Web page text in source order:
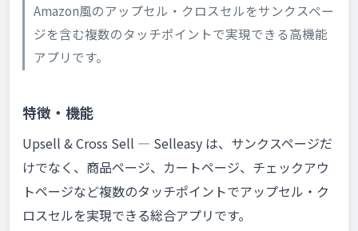
Amazon風のアップセル・クロスセルをサンクスペー
ジを含む複数のタッチポイントで実現できる高機能
アプリです。
特徴・機能
Upsell & Cross Sell — Selleasy は、サンクスページだ
けでなく、商品ページ、カートページ、チェックアウ
トページなど複数のタッチポイントでアップセル・ク
ロスセルを実現できる総合アプリです。